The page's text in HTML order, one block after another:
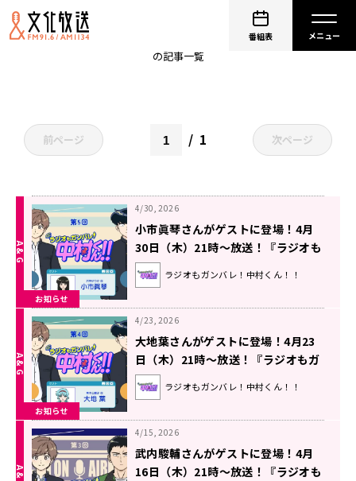
番組表
の記事一覧
前ページ 1 次ページ
お知らせ
4/30, 2026
小市眞琴さんがゲストに登場！4月
30日（木）21時～放送！『ラジオも
ガンバレ！中村くん！！』第5回
ラジオもガンバレ！中村くん！！
お知らせ
4/23, 2026
大地葉さんがゲストに登場！4月23
日（木）21時～放送！『ラジオもガ
ンバレ！中村くん！！』第4回
ラジオもガンバレ！中村くん！！
4/15, 2026
武内駿輔さんがゲストに登場！4月
16日（木）21時～放送！『ラジオも